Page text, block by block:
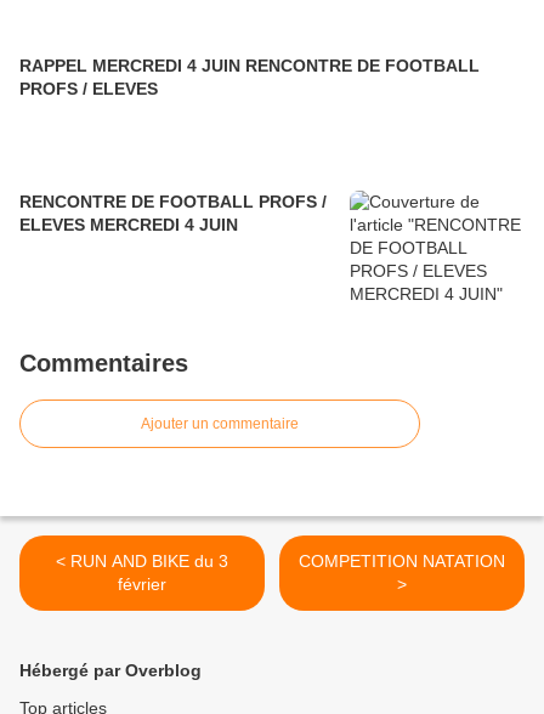
RAPPEL MERCREDI 4 JUIN RENCONTRE DE FOOTBALL
PROFS / ELEVES
RENCONTRE DE FOOTBALL PROFS /
ELEVES MERCREDI 4 JUIN
Commentaires
Ajouter un commentaire
< RUN AND BIKE du 3
février
COMPETITION NATATION
>
Hébergé par Overblog
Top articles